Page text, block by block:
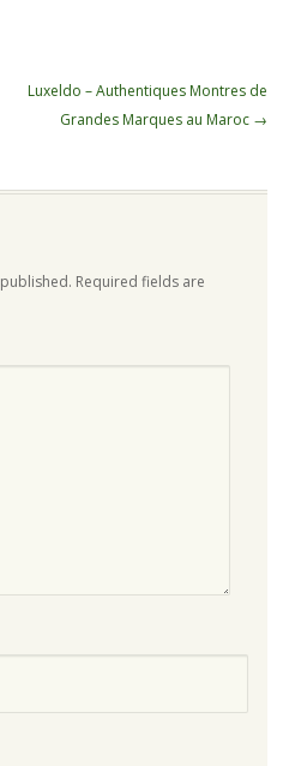
Luxeldo – Authentiques Montres de
Grandes Marques au Maroc →
Required fields are